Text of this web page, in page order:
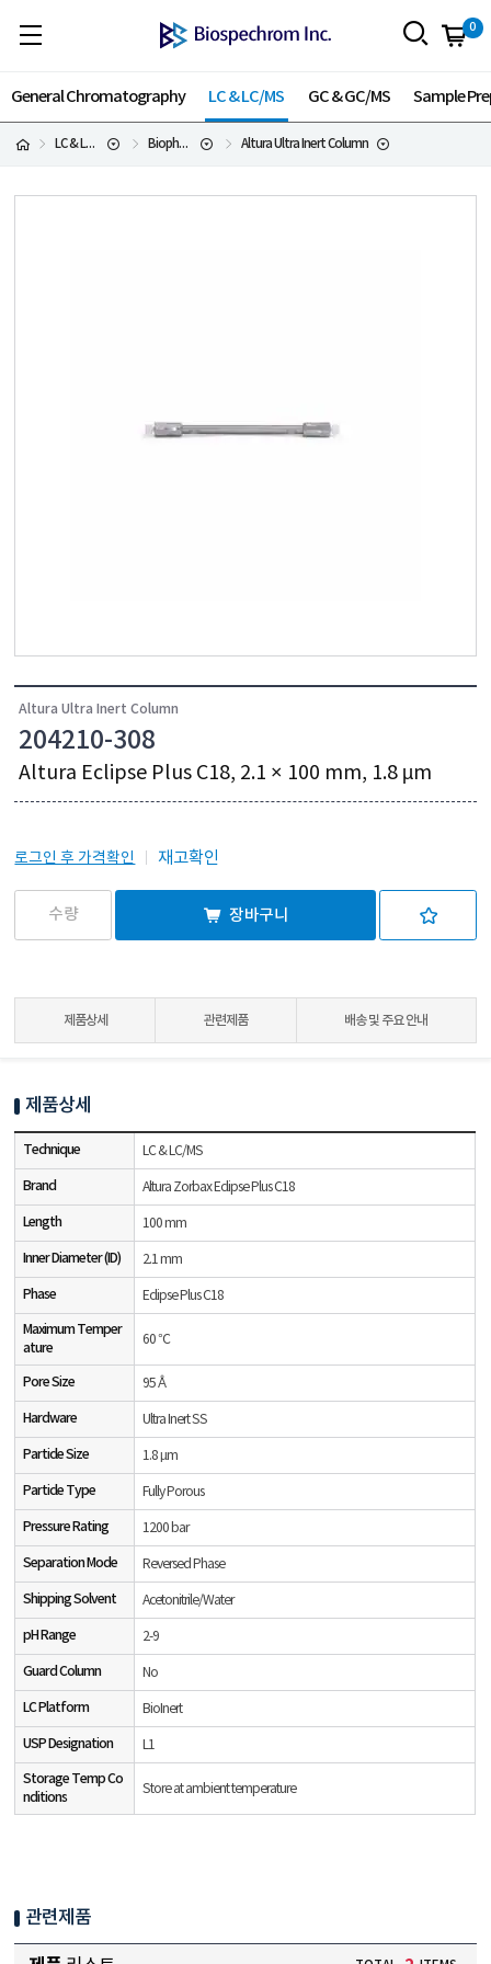
0
General Chromatography LC & LC/MS GC & GC/MS Sample
LC & LC/MS Biopharma LC Columns Altura Ultra Inert Column
Altura Ultra Inert Column
204210-308
Altura Eclipse Plus C18, 2.1 × 100 mm, 1.8 µm
로그인 후 가격확인 재고확인
장바구니
제품상세 관련제품 배송 및 주요 안내
제품상세
Technique LC & LC/MS
Brand Altura Zorbax Eclipse Plus C18
Length 100 mm
Inner Diameter (ID) 2.1 mm
Phase Eclipse Plus C18
Maximum Temper
ature
60 °C
Pore Size 95 Å
Hardware Ultra Inert SS
Particle Size 1.8 µm
Particle Type Fully Porous
Pressure Rating 1200 bar
Separation Mode Reversed Phase
Shipping Solvent Acetonitrile/Water
pH Range 2-9
Guard Column No
LC Platform BioInert
USP Designation L1
Storage Temp Co
nditions
Store at ambient temperature
관련제품